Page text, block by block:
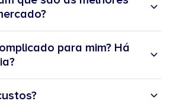
para mim? Há